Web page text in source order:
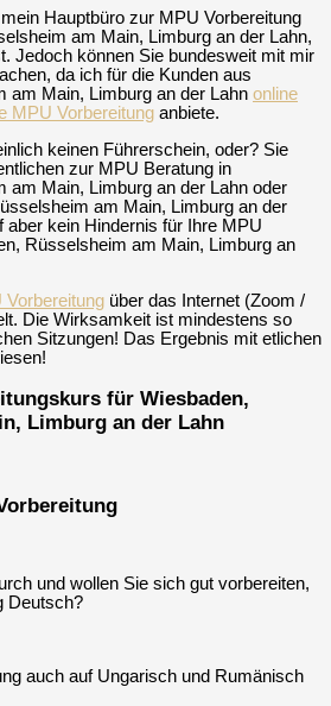
Hauptbüro zur MPU Vorbereitung
am Main, Limburg an der Lahn,
Jedoch können Sie bundesweit mit mir
da ich für die Kunden aus
am Main, Limburg an der Lahn online
MPU Vorbereitung anbiete.
keinen Führerschein, oder? Sie
zur MPU Beratung in
am Main, Limburg an der Lahn oder
am Main, Limburg an der
aber kein Hindernis für Ihre MPU
Rüsselsheim am Main, Limburg an
Vorbereitung über das Internet (Zoom /
Die Wirksamkeit ist mindestens so
Sitzungen! Das Ergebnis mit etlichen
für Wiesbaden,
Limburg an der Lahn
und wollen Sie sich gut vorbereiten,
Deutsch?
auch auf Ungarisch und Rumänisch